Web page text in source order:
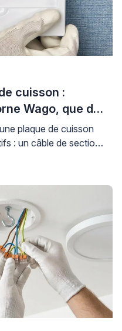
cuisson :
Wago, que dit
plaque de cuisson
: un câble de section
jusqu’à 7 400 W,
100, et des
supporter l’intensité
[…]